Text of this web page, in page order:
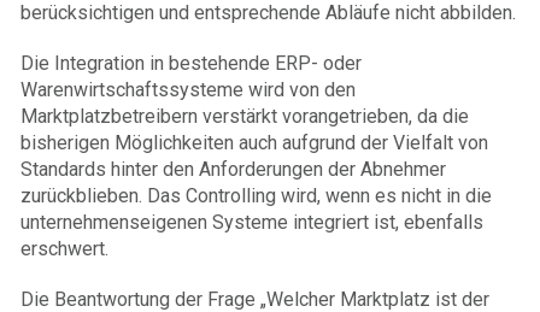
berücksichtigen und entsprechende Abläufe nicht abbilden.
Die Integration in bestehende ERP- oder
Warenwirtschaftssysteme wird von den
Marktplatzbetreibern verstärkt vorangetrieben, da die
bisherigen Möglichkeiten auch aufgrund der Vielfalt von
Standards hinter den Anforderungen der Abnehmer
zurückblieben. Das Controlling wird, wenn es nicht in die
unternehmenseigenen Systeme integriert ist, ebenfalls
erschwert.
Die Beantwortung der Frage „Welcher Marktplatz ist der